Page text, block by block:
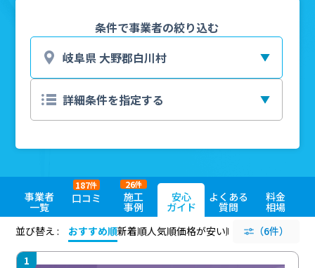
条件で事業者の絞り込む
事業者
一覧
口コミ
187件
施工
事例
26件
安心
ガイド
よくある
質問
料金
相場
並び替え :
おすすめ順新着順人気順価格が安い順 評価が高い順
（6件）
1